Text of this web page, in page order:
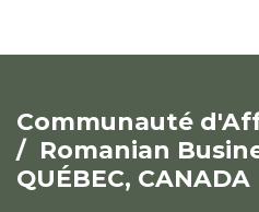
Communauté
/ Romanian
QUÉBEC, CANADA